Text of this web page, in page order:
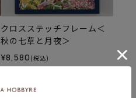
クロスステッチフレーム＜
秋の七草と月夜＞
¥8,580 (税込)